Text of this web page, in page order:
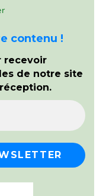
contenu !
recevoir
de notre site